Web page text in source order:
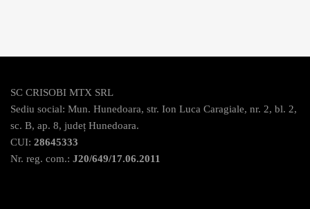
SC CRISOBI MTX SRL
Sediu social: Mun. Hunedoara, str. Ion Luca Caragiale, nr. 2, bl. 2,
sc. B, ap. 8, județ Hunedoara.
CUI: 28645333
Nr. reg. com.: J20/649/17.06.2011